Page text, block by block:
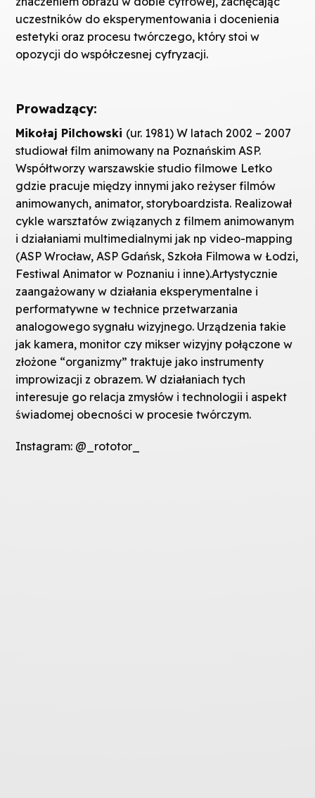
uczestników do eksperymentowania i docenienia
estetyki oraz procesu twórczego, który stoi w
opozycji do współczesnej cyfryzacji.
Prowadzący:
Mikołaj Pilchowski (ur. 1981) W latach 2002 – 2007
studiował film animowany na Poznańskim ASP.
Współtworzy warszawskie studio filmowe Letko
gdzie pracuje między innymi jako reżyser filmów
animowanych, animator, storyboardzista. Realizował
cykle warsztatów związanych z filmem animowanym
i działaniami multimedialnymi jak np video-mapping
(ASP Wrocław, ASP Gdańsk, Szkoła Filmowa w Łodzi,
Festiwal Animator w Poznaniu i inne).Artystycznie
zaangażowany w działania eksperymentalne i
performatywne w technice przetwarzania
analogowego sygnału wizyjnego. Urządzenia takie
jak kamera, monitor czy mikser wizyjny połączone w
złożone “organizmy” traktuje jako instrumenty
improwizacji z obrazem. W działaniach tych
interesuje go relacja zmysłów i technologii i aspekt
świadomej obecności w procesie twórczym.
Instagram: @_rototor_